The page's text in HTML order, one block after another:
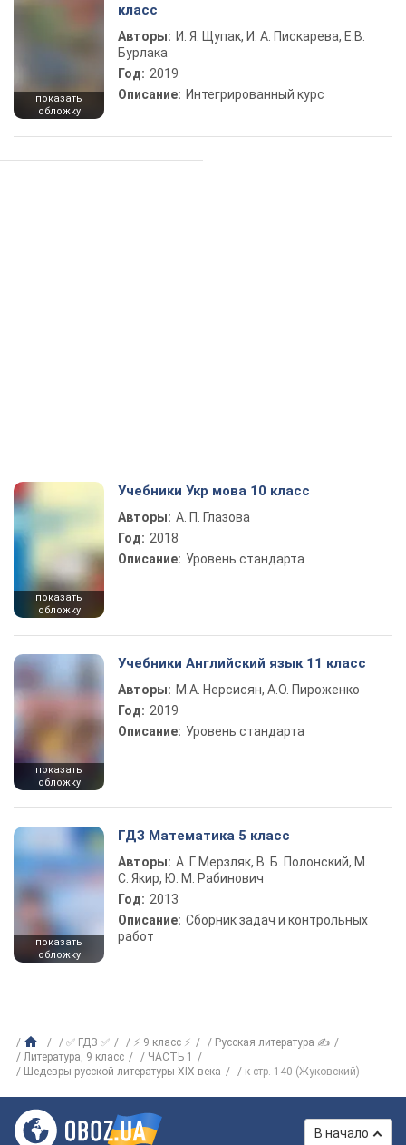
показать
обложку
класс
Авторы: И. Я. Щупак, И. А. Пискарева, Е.В.
Бурлака
Год: 2019
Описание: Интегрированный курс
показать
обложку
Учебники Укр мова 10 класс
Авторы: А. П. Глазова
Год: 2018
Описание: Уровень стандарта
показать
обложку
Учебники Английский язык 11 класс
Авторы: М.А. Нерсисян, А.О. Пироженко
Год: 2019
Описание: Уровень стандарта
показать
обложку
ГДЗ Математика 5 класс
Авторы: А. Г. Мерзляк, В. Б. Полонский, М.
С. Якир, Ю. М. Рабинович
Год: 2013
Описание: Сборник задач и контрольных
работ
✅ ГДЗ ✅ ⚡ 9 класс ⚡
Русская литература ✍
Литература, 9 класс
ЧАСТЬ 1
Шедевры русской литературы ХІХ века
к стр. 140 (Жуковский)
В начало